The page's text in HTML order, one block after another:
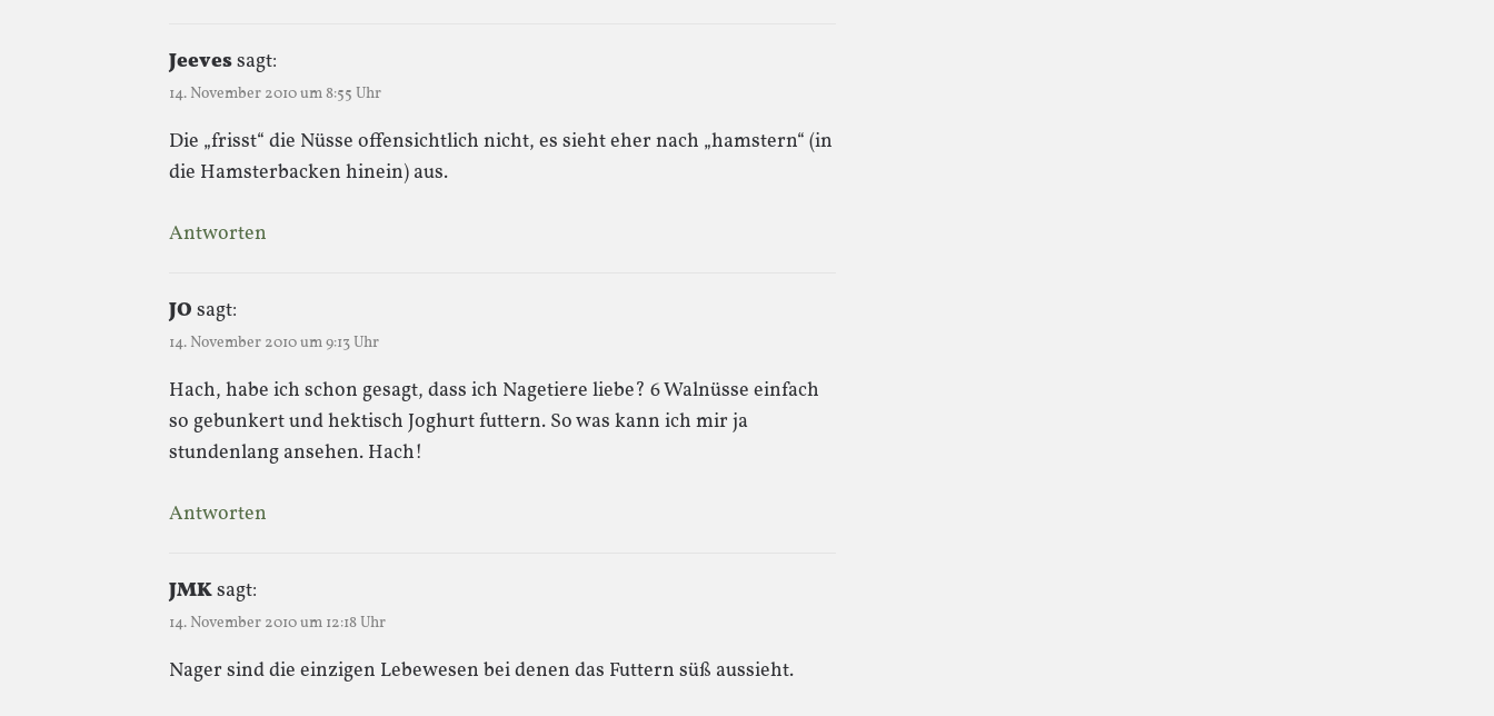
Jeevessagt:
14. November 2010 um 8:55 Uhr
Die „frisst“ die Nüsse offensichtlich nicht, es sieht eher nach „hamstern“ (in
die Hamsterbacken hinein) aus.
Antworten
JO sagt:
14. November 2010 um 9:13 Uhr
Hach, habe ich schon gesagt, dass ich Nagetiere liebe? 6 Walnüsse einfach
so gebunkert und hektisch Joghurt futtern. So was kann ich mir ja
stundenlang ansehen. Hach!
Antworten
JMKsagt:
14. November 2010 um 12:18 Uhr
Nager sind die einzigen Lebewesen bei denen das Futtern süß aussieht.